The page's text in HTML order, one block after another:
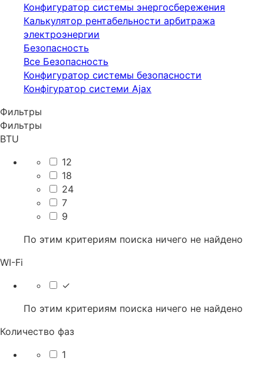
Конфигуратор системы энергосбережения
Калькулятор рентабельности арбитража
электроэнергии
Безопасность
Все Безопасность
Конфигуратор системы безопасности
Конфігуратор системи Ajax
Фильтры
Фильтры
BTU
12
18
24
7
9
По этим критериям поиска ничего не найдено
WI-Fi
✓
По этим критериям поиска ничего не найдено
Количество фаз
1